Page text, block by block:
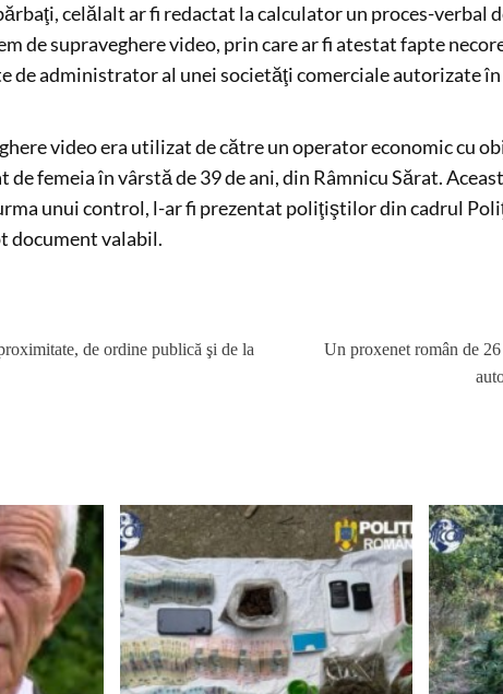
celălalt ar fi redactat la calculator un proces-verbal
de supraveghere video, prin care ar fi atestat fapte
de administrator al unei societăţi comerciale autorizate
video era utilizat de către un operator economic cu
femeia în vârstă de 39 de ani, din Râmnicu Sărat.
unui control, l-ar fi prezentat poliţiştilor din cadrul
document valabil.
de ordine publică şi de la
Un proxenet român de